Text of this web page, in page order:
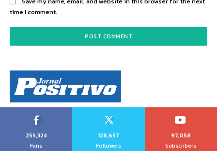
time I comment.
255,324
Fans
128,657
Followers
97,058
Subscribers